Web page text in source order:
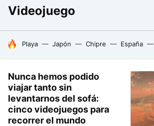
Videojuego
HOY SE HABLA DE
Playa Japón Chipre España
Nunca hemos podido
viajar tanto sin
levantarnos del sofá:
cinco videojuegos para
recorrer el mundo